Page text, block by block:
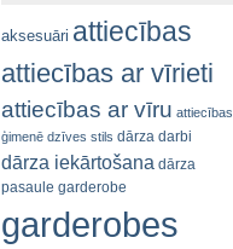
aksesuāri attiecības
attiecības ar vīrieti
attiecības ar vīru attiecības
ģimenē dzīves stils dārza darbi
dārza iekārtošana dārza
pasaule garderobe
garderobes